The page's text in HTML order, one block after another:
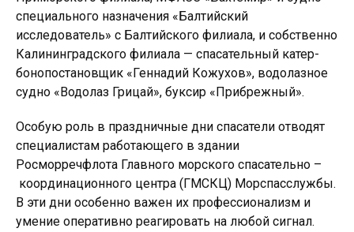
специального назначения «Балтийский
исследователь» с Балтийского филиала, и собственно
Калининградского филиала — спасательный катер-
бонопостановщик «Геннадий Кожухов», водолазное
судно «Водолаз Грицай», буксир «Прибрежный».
Особую роль в праздничные дни спасатели отводят
специалистам работающего в здании
Росморречфлота Главного морского спасательно –
координационного центра (ГМСКЦ) Морспасслужбы.
В эти дни особенно важен их профессионализм и
умение оперативно реагировать на любой сигнал.